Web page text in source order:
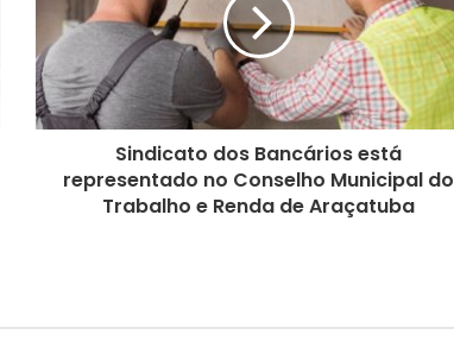
Sindicato dos Bancários está
representado no Conselho Municipal do
Trabalho e Renda de Araçatuba